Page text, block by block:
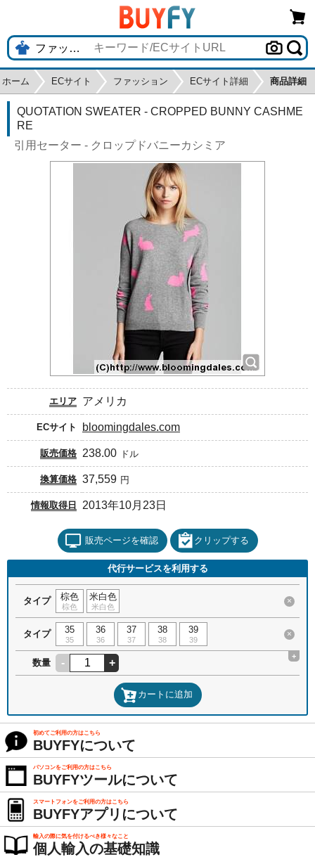
ホーム ECサイト ファッション ECサイト詳細 商品詳細
QUOTATION SWEATER - CROPPED BUNNY CASHME
RE
引用セーター - クロップドバニーカシミア
エリア アメリカ
ECサイト bloomingdales.com
販売価格 238.00 ドル
換算価格 37,559 円
情報取得日 2013年10月23日
販売ページを確認 クリップする
代行サービスを利用する
タイプ 棕色
棕色
米白色
米白色
×
タイプ 35
35
36
36
37
37
38
38
39
39
×
数量 - +
+
カートに追加
初めてご利用の方はこちら
BUYFYについて
パソコンをご利用の方はこちら
BUYFYツールについて
スマートフォンをご利用の方はこちら
BUYFYアプリについて
輸入の際に気を付けるべき様々なこと
個人輸入の基礎知識